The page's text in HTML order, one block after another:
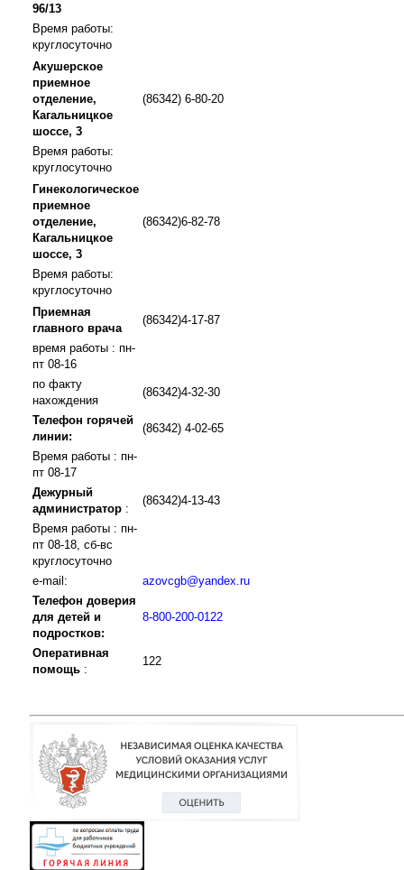
96/13
Время работы:
круглосуточно
Акушерское
приемное
отделение,
Кагальницкое
шоссе, 3
(86342) 6-80-20
Время работы:
круглосуточно
Гинекологическое
приемное
отделение,
Кагальницкое
шоссе, 3
(86342)6-82-78
Время работы:
круглосуточно
Приемная
главного врача
(86342)4-17-87
время работы : пн-
пт 08-16
по факту
нахождения
(86342)4-32-30
Телефон горячей
линии:
(86342) 4-02-65
Время работы : пн-
пт 08-17
Дежурный
администратор :
(86342)4-13-43
Время работы : пн-
пт 08-18, сб-вс
круглосуточно
e-mail:
azovcgb@yandex.ru
Телефон доверия
для детей и
подростков:
8-800-200-0122
Оперативная
помощь :
122